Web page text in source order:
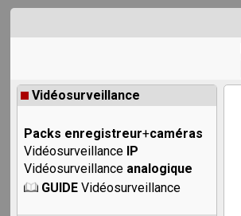
Vidéosurveillance
Packs enregistreur+caméras
Vidéosurveillance IP
Vidéosurveillance analogique
GUIDE Vidéosurveillance